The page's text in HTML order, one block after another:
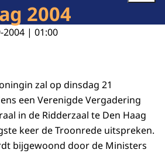
2004
2004 | 01:00
zal op dinsdag 21
een Verenigde Vergadering
in de Ridderzaal te Den Haag
keer de Troonrede uitspreken.
bijgewoond door de Ministers